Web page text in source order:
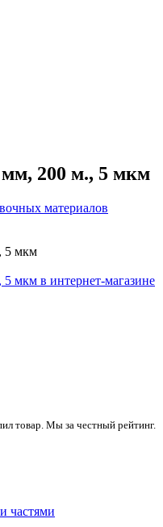
200 м., 5 мкм
материалов
5 мкм
товар. Мы за честный рейтинг.
частями